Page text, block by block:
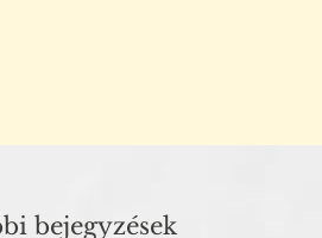
bejegyzések